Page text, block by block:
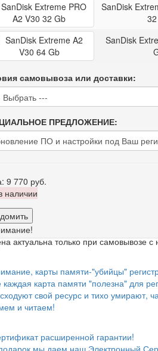
SanDisk
SanDisk
самовывоза или доставки:
ПРЕДЛОЖЕНИЕ:
9 770 руб.
наличии
актуальна только при самовывозе
карты памяти-"убийцы"
каждая карта памяти "полезна" для
свой ресурс и тихо умирают,
и читаем!
расширенной гарантии!